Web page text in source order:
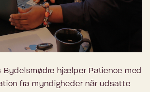
Bydelsmødre hjælper Patience med
fra myndigheder når udsatte